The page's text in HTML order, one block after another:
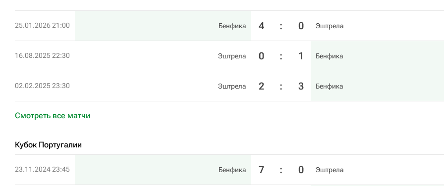
25.01.2026 21:00 Бенфика 4 : 0 Эштрела
16.08.2025 22:30 Эштрела 0 : 1 Бенфика
02.02.2025 23:30 Эштрела 2 : 3 Бенфика
Смотреть все матчи
Кубок Португалии
23.11.2024 23:45 Бенфика 7 : 0 Эштрела